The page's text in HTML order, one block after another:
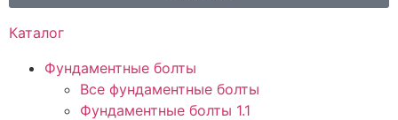
Каталог
Фундаментные болты
Все фундаментные болты
Фундаментные болты 1.1